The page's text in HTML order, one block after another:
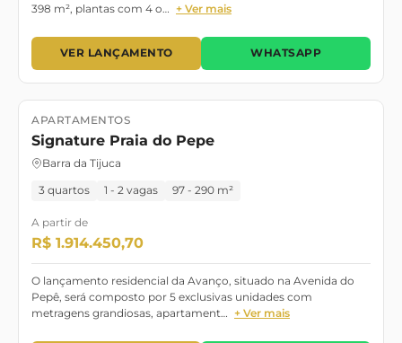
398 m², plantas com 4 o… + Ver mais
VER LANÇAMENTO WHATSAPP
Lançamento
APARTAMENTOS
Signature Praia do Pepe
Barra da Tijuca
3 quartos 1 - 2 vagas 97 - 290 m²
A partir de
R$ 1.914.450,70
O lançamento residencial da Avanço, situado na Avenida do
Pepê, será composto por 5 exclusivas unidades com
metragens grandiosas, apartament… + Ver mais